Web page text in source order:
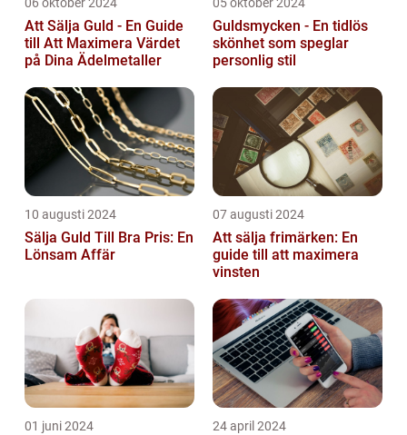
Att Sälja Guld - En Guide
till Att Maximera Värdet
på Dina Ädelmetaller
Guldsmycken - En tidlös
skönhet som speglar
personlig stil
10 augusti 2024
Sälja Guld Till Bra Pris: En
Lönsam Affär
07 augusti 2024
Att sälja frimärken: En
guide till att maximera
vinsten
01 juni 2024 24 april 2024